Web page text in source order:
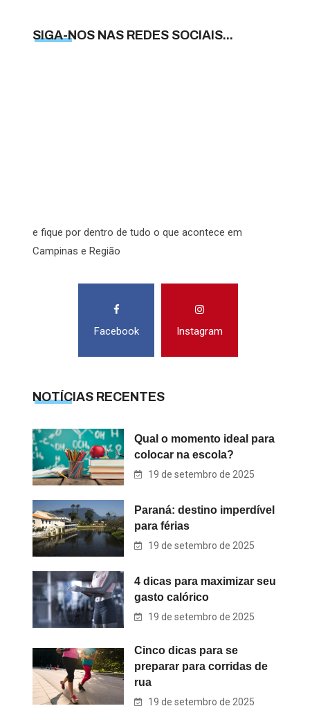
SIGA-NOS NAS REDES SOCIAIS...
e fique por dentro de tudo o que acontece em
Campinas e Região
Facebook Instagram
NOTÍCIAS RECENTES
Qual o momento ideal para
colocar na escola?
19 de setembro de 2025
Paraná: destino imperdível
para férias
19 de setembro de 2025
4 dicas para maximizar seu
gasto calórico
19 de setembro de 2025
Cinco dicas para se
preparar para corridas de
rua
19 de setembro de 2025